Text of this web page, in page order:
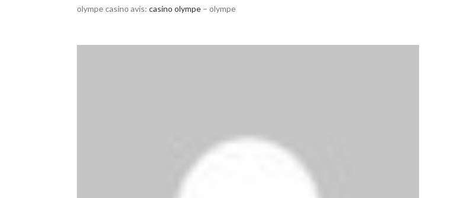
olympe casino avis: casino olympe – olympe